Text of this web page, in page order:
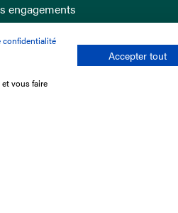
engagements
anti-dopage
être equin
Egalité Femmes-Hommes
responsable
confidentialité
vous faire
Accepter tout